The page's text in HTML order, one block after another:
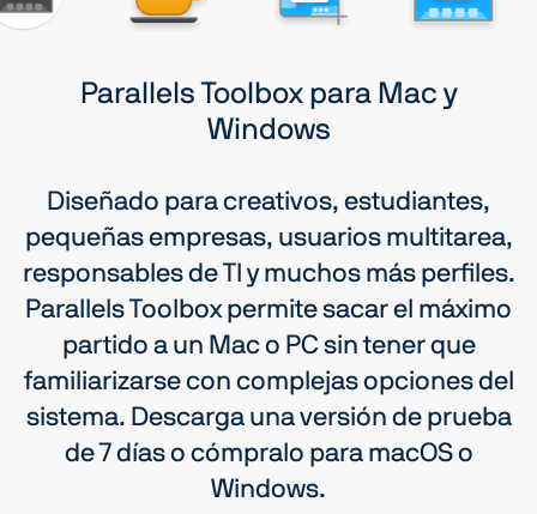
macOS
Convertir audio
macOS y Windows
Convertir vídeo
Temperatura de la CPU
macOS
Parallels Toolbox para Mac y
Windows
Diseñado para creativos, estudiantes,
pequeñas empresas, usuarios multitarea,
responsables de TI y muchos más perfiles.
Parallels Toolbox permite sacar el máximo
partido a un Mac o PC sin tener que
familiarizarse con complejas opciones del
sistema. Descarga una versión de prueba
de 7 días o cómpralo para macOS o
Windows.